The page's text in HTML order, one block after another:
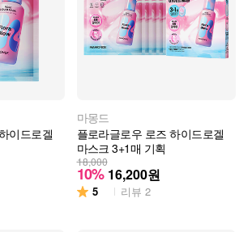
이드로겔
마몽드
플로라글로우 로즈 하이드로겔
마스크 3+1매 기획
18,000
10% 16,200원
5 리뷰 2